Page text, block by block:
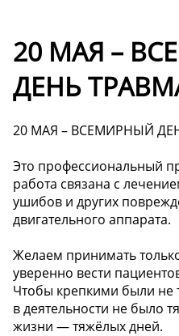
20 МАЯ –
ДЕНЬ
20 МАЯ – ВСЕМИРНЫЙ
Это профессиональный
работа связана с
ушибов и других
двигательного аппарата.
Желаем принимать
уверенно вести
Чтобы крепкими были не
в деятельности не было
жизни — тяжёлых дней.